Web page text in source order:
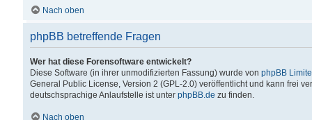
Nach oben
phpBB betreffende Fragen
Wer hat diese Forensoftware entwickelt?
Diese Software (in ihrer unmodifizierten Fassung) wurde von phpBB
General Public License, Version 2 (GPL-2.0) veröffentlicht und kann frei
deutschsprachige Anlaufstelle ist unter phpBB.de zu finden.
Nach oben